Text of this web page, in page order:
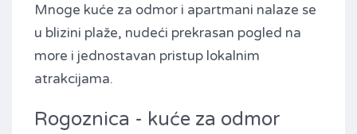
Mnoge kuće za odmor i apartmani nalaze se
u blizini plaže, nudeći prekrasan pogled na
more i jednostavan pristup lokalnim
atrakcijama.
Rogoznica - kuće za odmor